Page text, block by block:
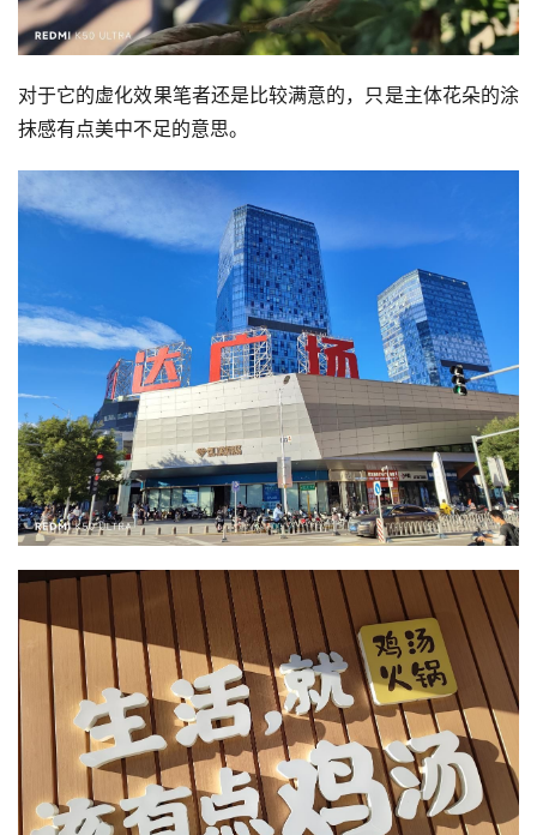
对于它的虚化效果笔者还是比较满意的，只是主体花朵的涂
抹感有点美中不足的意思。